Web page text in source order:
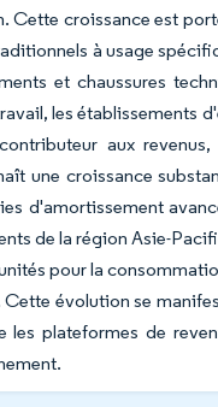
Cette croissance est
à usage
et chaussures
les établissements
aux
une croissance
d'amortissement
de la région Asie-
pour la
évolution se
plateformes de